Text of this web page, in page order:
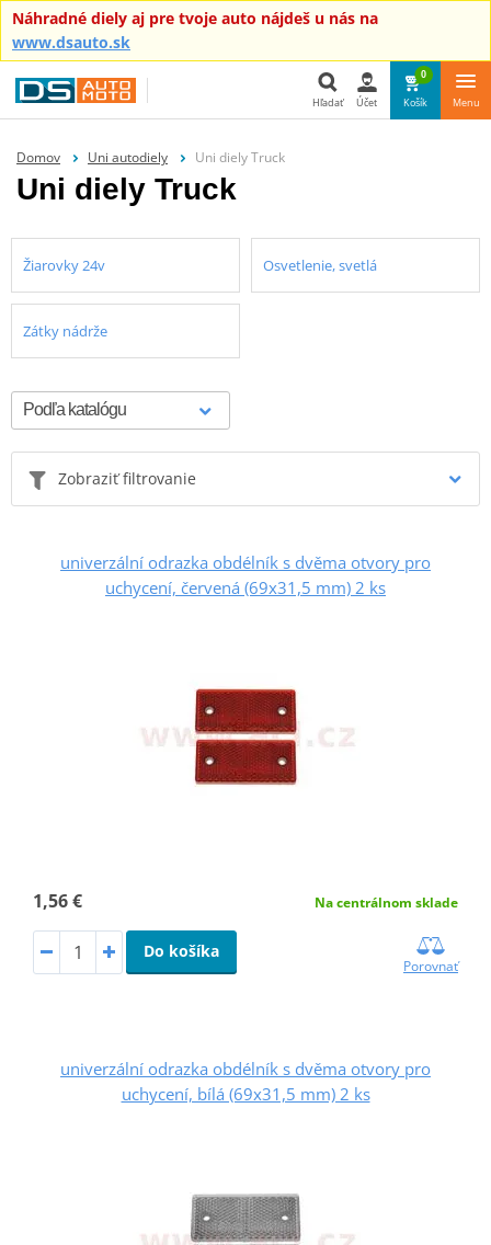
Náhradné diely aj pre tvoje auto nájdeš u nás na
www.dsauto.sk
Hľadať Účet
0
Košík Menu
Domov Uni autodiely Uni diely Truck
Uni diely Truck
Žiarovky 24v Osvetlenie, svetlá
Zátky nádrže
Zobraziť filtrovanie
univerzální odrazka obdélník s dvěma otvory pro
uchycení, červená (69x31,5 mm) 2 ks
1,56 € Na centrálnom sklade
Do košíka
Porovnať
univerzální odrazka obdélník s dvěma otvory pro
uchycení, bílá (69x31,5 mm) 2 ks